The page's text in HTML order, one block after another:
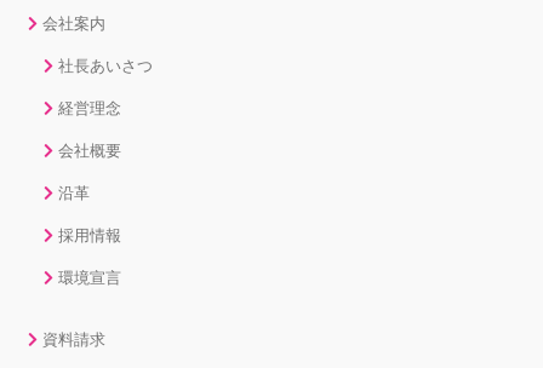
会社案内
社長あいさつ
経営理念
会社概要
沿革
採用情報
環境宣言
資料請求